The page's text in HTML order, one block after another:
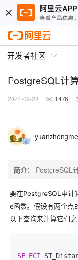
开发者社区
PostgreSQL计
2024-09-28 1476
yuanzhengme
简介： PostgreSQL
要在PostgreSQL中计
e函数。假设有两个点
以下查询来计算它们之
SELECT